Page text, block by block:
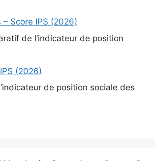
Score IPS (2026)
de l’indicateur de position
(2026)
de position sociale des